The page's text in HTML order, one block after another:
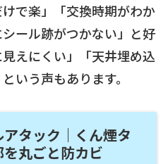
けで楽」「交換時期がわか
ール跡がつかない」と好
えにくい」「天井埋め込
いう声もあります。
タック｜くん煙タ
丸ごと防カビ